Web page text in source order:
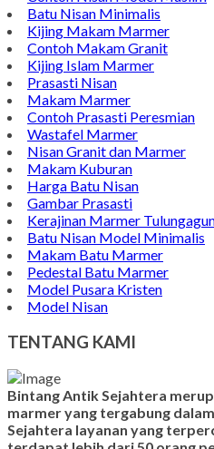
Batu Nisan Minimalis
Kijing Makam Marmer
Contoh Makam Granit
Kijing Islam Marmer
Prasasti Nisan
Makam Marmer
Contoh Prasasti Peresmian
Wastafel Marmer
Nisan Granit dan Marmer
Makam Kuburan
Harga Batu Nisan
Gambar Prasasti
Kerajinan Marmer
Batu Nisan Model Minimalis
Makam Batu Marmer
Pedestal Batu Marmer
Model Pusara Kristen
Model Nisan
TENTANG KAMI
Bintang Antik Sejahtera
marmer yang tergabung
Sejahtera layanan yang